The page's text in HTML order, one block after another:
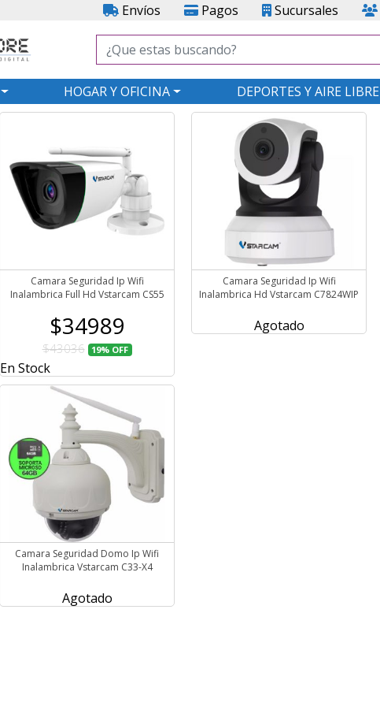
Envíos Pagos Sucursales
HOGAR Y OFICINA DEPORTES Y AIRE LIBRE
Camara Seguridad Ip Wifi
Inalambrica Full Hd Vstarcam CS55
$34989
$43036 19% OFF
En Stock
Camara Seguridad Ip Wifi
Inalambrica Hd Vstarcam C7824WIP
Agotado
Camara Seguridad Domo Ip Wifi
Inalambrica Vstarcam C33-X4
Agotado